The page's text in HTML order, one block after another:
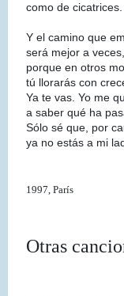
Otras
como de cicatrices.
Y el camino que
será mejor a veces,
porque en otros
tú llorarás con
Ya te vas. Yo me
a saber qué ha
Sólo sé que, por
ya no estás a mi
1997, París